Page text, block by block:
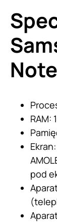
RAM:
pod